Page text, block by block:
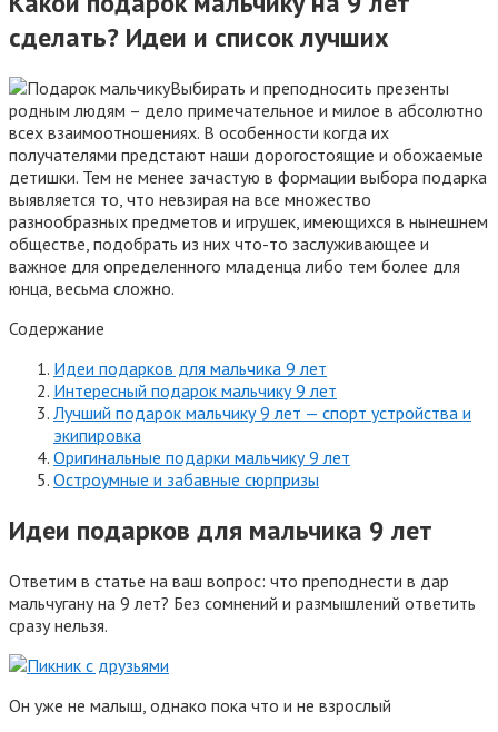
сделать? Идеи и список лучших
Выбирать и преподносить презенты
родным людям – дело примечательное и милое в абсолютно
всех взаимоотношениях. В особенности когда их
получателями предстают наши дорогостоящие и обожаемые
детишки. Тем не менее зачастую в формации выбора подарка
выявляется то, что невзирая на все множество
разнообразных предметов и игрушек, имеющихся в нынешнем
обществе, подобрать из них что-то заслуживающее и
важное для определенного младенца либо тем более для
юнца, весьма сложно.
Содержание
Идеи подарков для мальчика 9 лет
Интересный подарок мальчику 9 лет
Лучший подарок мальчику 9 лет — спорт устройства и
экипировка
Оригинальные подарки мальчику 9 лет
Остроумные и забавные сюрпризы
Идеи подарков для мальчика 9 лет
Ответим в статье на ваш вопрос: что преподнести в дар
мальчугану на 9 лет? Без сомнений и размышлений ответить
сразу нельзя.
Он уже не малыш, однако пока что и не взрослый